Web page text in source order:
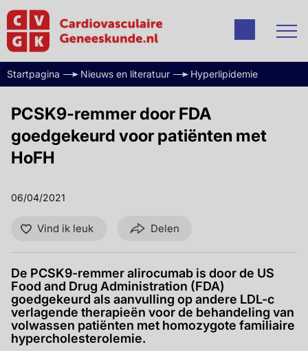
Startpagina Nieuws en literatuur Hyperlipidemie
PCSK9-remmer door FDA
goedgekeurd voor patiënten met
HoFH
06/04/2021
Vind ik leuk Delen
De PCSK9-remmer alirocumab is door de US
Food and Drug Administration (FDA)
goedgekeurd als aanvulling op andere LDL-c
verlagende therapieën voor de behandeling van
volwassen patiënten met homozygote familiaire
hypercholesterolemie.